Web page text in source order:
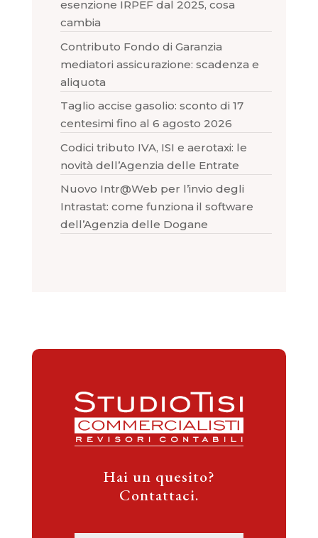
esenzione IRPEF dal 2025, cosa
cambia
Contributo Fondo di Garanzia
mediatori assicurazione: scadenza e
aliquota
Taglio accise gasolio: sconto di 17
centesimi fino al 6 agosto 2026
Codici tributo IVA, ISI e aerotaxi: le
novità dell’Agenzia delle Entrate
Nuovo Intr@Web per l’invio degli
Intrastat: come funziona il software
dell’Agenzia delle Dogane
Hai un quesito?
Contattaci.